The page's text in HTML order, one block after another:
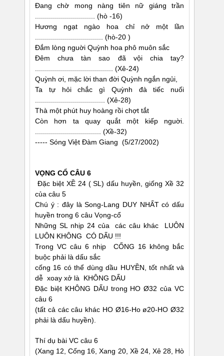
Ðang chờ mong nàng tiên nữ giáng trần
.............................. (hò -16)
Hương ngạt ngào hoa chỉ nở một lần
.................................. (hò-20 )
Ðắm lòng nguời Quỳnh hoa phô muôn sắc
Ðêm chưa tàn sao đã vội chia tay?
....................................... (Xê-24)
Quỳnh ơi, mặc lời than đời Quỳnh ngắn ngủi,
Ta tự hỏi chắc gì Quỳnh đà tiếc nuối
................................... (Xê-28)
Thà một phút huy hoàng rồi chợt tắt
Còn hơn ta quay quắt một kiếp nguời.
................................. (Xề-32)
----- Sóng Việt Ðàm Giang (5/27/2002)
VỌNG CỔ CÂU 6
Ðặc biệt XỀ 24 ( SL) dấu huyền, giống Xề 32
của câu 5
Chú ý : đây là Song-Lang DUY NHẤT có dấu
huyền trong 6 câu Vọng-cổ
Những SL nhịp 24 của các câu khác LUÔN
LUÔN KHÔNG CÓ DẤU !!!
Trong VC câu 6 nhịp CỐNG 16 không bắc
buộc phải là dấu sắc
cống 16 có thể dùng dầu HUYỀN, tốt nhất và
dễ xoay xở là KHÔNG DẤU
Ðặc biệt KHÔNG DẤU trong HO Ø32 của VC
câu 6
(tất cả các câu khác HO Ø16-Ho ø20-HO Ø32
phải là dấu huyền).
Thí dụ bài VC câu 6
(Xang 12, Cống 16, Xang 20, Xề 24, Xê 28, Hò